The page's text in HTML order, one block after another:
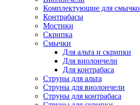
Комплектующие для
Контрабасы
Мостики
Скрипка
Смычки
Для альта и скрипки
Для виолончели
Для контрабаса
Струны для альта
Струны для виолончели
Струны для контрабаса